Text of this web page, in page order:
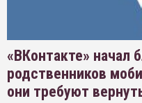
«ВКонтакте» начал
родственников
они требуют